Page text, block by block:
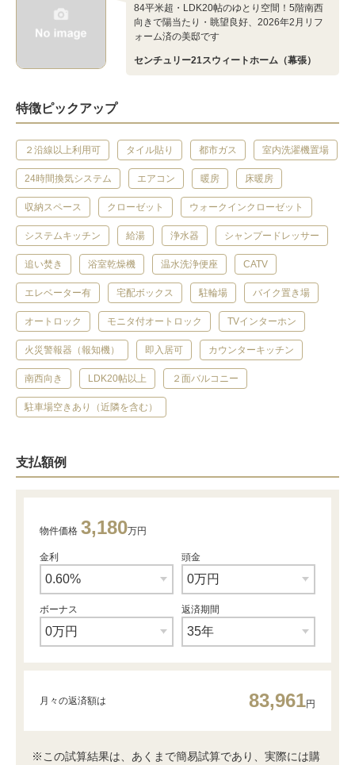
84平米超・LDK20帖のゆとり空間！5階南西
向きで陽当たり・眺望良好、2026年2月リフ
ォーム済の美邸です
センチュリー21スウィートホーム（幕張）
特徴ピックアップ
２沿線以上利用可 タイル貼り 都市ガス 室内洗濯機置場
24時間換気システム エアコン 暖房 床暖房
収納スペース クローゼット ウォークインクローゼット
システムキッチン 給湯 浄水器 シャンプードレッサー
追い焚き 浴室乾燥機 温水洗浄便座 CATV
エレベーター有 宅配ボックス 駐輪場 バイク置き場
オートロック モニタ付オートロック TVインターホン
火災警報器（報知機） 即入居可 カウンターキッチン
南西向き LDK20帖以上 ２面バルコニー
駐車場空きあり（近隣を含む）
支払額例
物件価格 3,180万円
金利 頭金
ボーナス 返済期間
月々の返済額は 83,961円
※この試算結果は、あくまで簡易試算であり、実際には購